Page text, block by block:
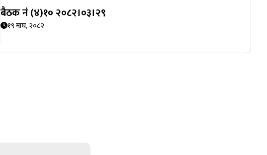
बैठक नं (४)१० २०८२।०३।२९
१९ माघ, २०८२